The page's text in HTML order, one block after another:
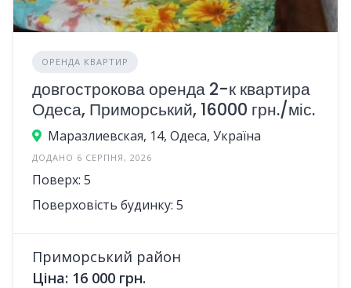
ОРЕНДА КВАРТИР
довгострокова оренда 2-к квартира
Одеса, Приморський, 16000 грн./міс.
Маразлиевская, 14, Одеса, Україна
ДОДАНО 6 СЕРПНЯ, 2026
Поверх: 5
Поверховість будинку: 5
Приморський район
Ціна: 16 000 грн.